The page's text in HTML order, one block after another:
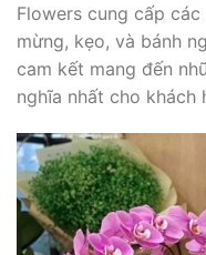
Flowers cung cấp
mừng, kẹo, và bánh
cam kết mang đến
nghĩa nhất cho khách